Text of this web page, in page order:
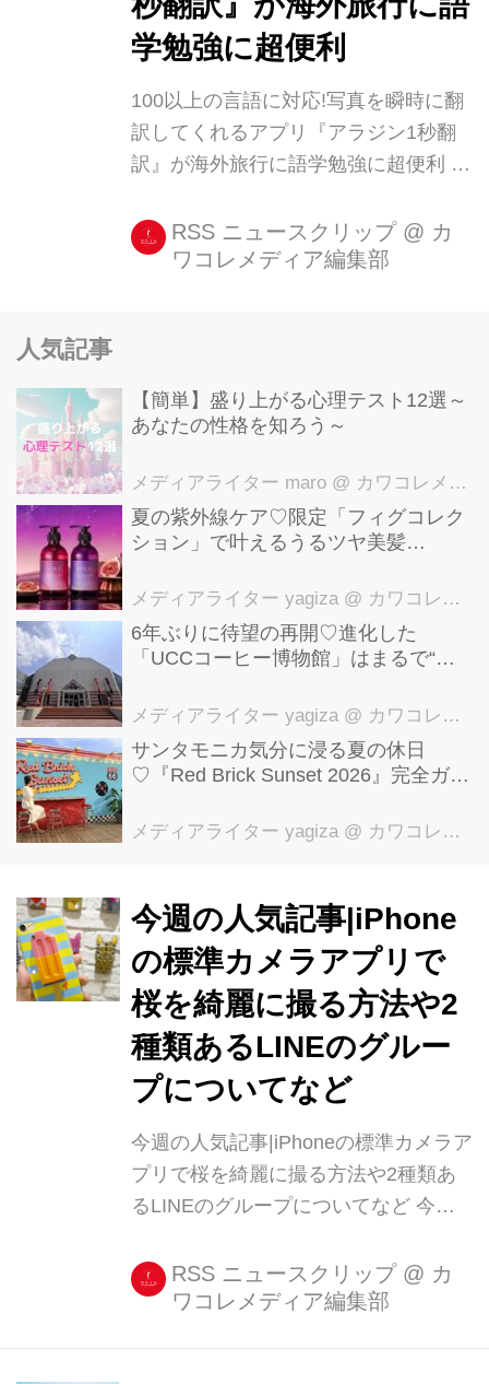
学勉強に超便利
100以上の言語に対応!写真を瞬時に翻
訳してくれるアプリ『アラジン1秒翻
訳』が海外旅行に語学勉強に超便利 今
撮った写真を瞬時に翻訳してくれる便
利アプリ。 被写体の言語を自動判別し
習などにも [...]
RSS ニュースクリップ @ カ
ワコレメディア編集部
人気記事
【簡単】盛り上がる心理テスト12選～
あなたの性格を知ろう～
メディアライター maro @ カワコレメディア編集部
夏の紫外線ケア♡限定「フィグコレク
ション」で叶えるうるツヤ美髪
メディアライター yagiza @ カワコレメディア編集部
6年ぶりに待望の再開♡進化した
「UCCコーヒー博物館」はまるで“コ
貌を公開
メディアライター yagiza @ カワコレメディア編集部
サンタモニカ気分に浸る夏の休日
♡『Red Brick Sunset 2026』完全ガイ
メディアライター yagiza @ カワコレメディア編集部
今週の人気記事|iPhone
の標準カメラアプリで
桜を綺麗に撮る方法や2
種類あるLINEのグルー
プについてなど
今週の人気記事|iPhoneの標準カメラア
プリで桜を綺麗に撮る方法や2種類あ
るLINEのグループについてなど 今週
ングでご紹介! 1位にはiPhoneの標準カ
メラで綺麗な桜を撮る方法がランクイ
RSS ニュースクリップ @ カ
ワコレメディア編集部